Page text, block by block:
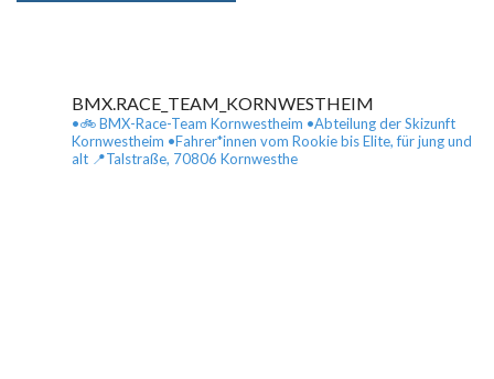
BMX.RACE_TEAM_KORNWESTHEIM
•🚲 BMX-Race-Team Kornwestheim •Abteilung der Skizunft
Kornwestheim •Fahrer*innen vom Rookie bis Elite, für jung und
alt 📍Talstraße, 70806 Kornwesthe